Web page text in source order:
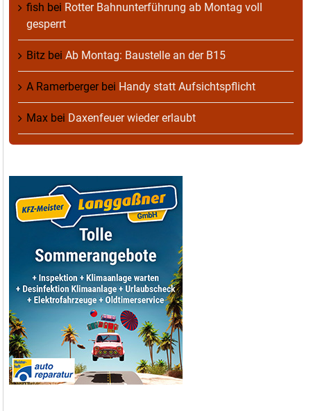
fish bei Rotter Bahnunterführung ab Montag voll
gesperrt
Bitz bei Ab Montag: Baustelle an der B15
A Ramerbergerbei Handy statt Aufsichtspflicht
Max bei Daxenfeuer wieder erlaubt